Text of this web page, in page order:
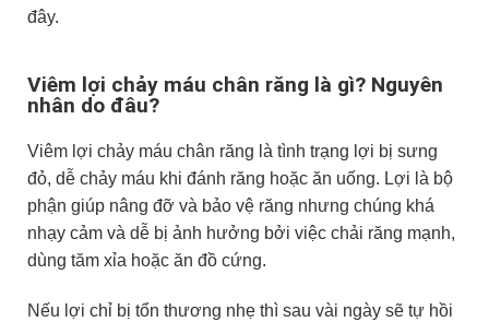
đây.
Viêm lợi chảy máu chân răng là gì? Nguyên
nhân do đâu?
Viêm lợi chảy máu chân răng là tình trạng lợi bị sưng
đỏ, dễ chảy máu khi đánh răng hoặc ăn uống. Lợi là bộ
phận giúp nâng đỡ và bảo vệ răng nhưng chúng khá
nhạy cảm và dễ bị ảnh hưởng bởi việc chải răng mạnh,
dùng tăm xỉa hoặc ăn đồ cứng.
Nếu lợi chỉ bị tổn thương nhẹ thì sau vài ngày sẽ tự hồi